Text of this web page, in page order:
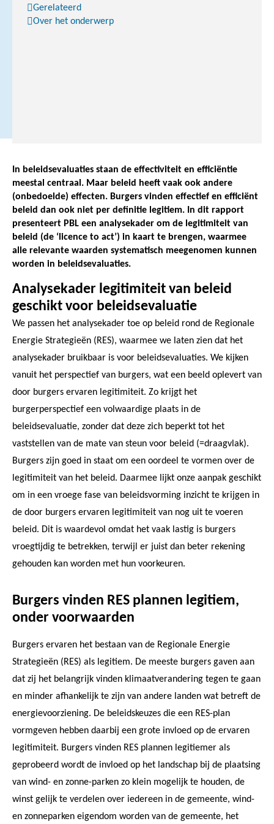
in
Gerelateerd
Over het onderwerp
In beleidsevaluaties staan de effectiviteit en efficiëntie
meestal centraal. Maar beleid heeft vaak ook andere
(onbedoelde) effecten. Burgers vinden effectief en efficiënt
beleid dan ook niet per definitie legitiem. In dit rapport
presenteert PBL een analysekader om de legitimiteit van
beleid (de ‘licence to act’) in kaart te brengen, waarmee
alle relevante waarden systematisch meegenomen kunnen
worden in beleidsevaluaties.
Analysekader legitimiteit van beleid
geschikt voor beleidsevaluatie
We passen het analysekader toe op beleid rond de Regionale
Energie Strategieën (RES), waarmee we laten zien dat het
analysekader bruikbaar is voor beleidsevaluaties. We kijken
vanuit het perspectief van burgers, wat een beeld oplevert van
door burgers ervaren legitimiteit. Zo krijgt het
burgerperspectief een volwaardige plaats in de
beleidsevaluatie, zonder dat deze zich beperkt tot het
vaststellen van de mate van steun voor beleid (=draagvlak).
Burgers zijn goed in staat om een oordeel te vormen over de
legitimiteit van het beleid. Daarmee lijkt onze aanpak geschikt
om in een vroege fase van beleidsvorming inzicht te krijgen in
de door burgers ervaren legitimiteit van nog uit te voeren
beleid. Dit is waardevol omdat het vaak lastig is burgers
vroegtijdig te betrekken, terwijl er juist dan beter rekening
gehouden kan worden met hun voorkeuren.
Burgers vinden RES plannen legitiem,
onder voorwaarden
Burgers ervaren het bestaan van de Regionale Energie
Strategieën (RES) als legitiem. De meeste burgers gaven aan
dat zij het belangrijk vinden klimaatverandering tegen te gaan
en minder afhankelijk te zijn van andere landen wat betreft de
energievoorziening. De beleidskeuzes die een RES-plan
vormgeven hebben daarbij een grote invloed op de ervaren
legitimiteit. Burgers vinden RES plannen legitiemer als
geprobeerd wordt de invloed op het landschap bij de plaatsing
van wind- en zonne-parken zo klein mogelijk te houden, de
winst gelijk te verdelen over iedereen in de gemeente, wind-
en zonneparken eigendom worden van de gemeente, het